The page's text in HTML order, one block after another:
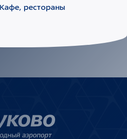
Кафе, рестораны